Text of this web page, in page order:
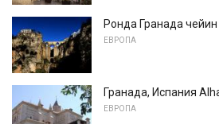
Ронда Гранада чейин
ЕВРОПА
Гранада, Испания
ЕВРОПА